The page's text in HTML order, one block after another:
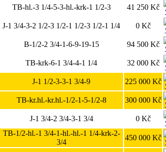
TB-hl.-3 1/4-5-3-hl.-krk-1 1/2-3 41 250 Kč
J-1 3/4-3-2 1/2-3 1/2-1 1/2-3 1/2-1 1/4 0 Kč
B-1/2-2 3/4-1-6-9-19-15 94 500 Kč
TB-krk-6-1 3/4-4-1 1/4 32 000 Kč
J-1 1/2-3-3-1 3/4-9 225 000 Kč
TB-kr.hl.-kr.hl.-1/2-1-5-1/2-8 300 000 Kč
J-1 3/4-2 3/4-3-1 3/4 0 Kč
TB-1/2-hl.-1 3/4-1-hl.-hl.-1 1/4-krk-2-
3/4
450 000 Kč